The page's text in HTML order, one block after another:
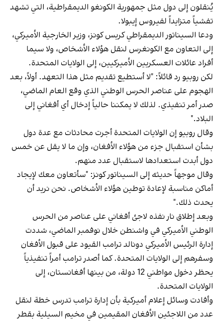
يُنقلون إلى دول مثل جمهورية الكونغو الديمقراطية، التي تشهد
تفشياً متزايداً لفيروس إيبولا.
ودعا السيناتور الديمقراطي كريس كونز، وزير الخارجية الأميركي،
إلى التعاون مع الكونغرس لنقل هؤلاء الأشخاص، ولا سيما
أفراد عائلات العسكريين الأميركيين، إلى الولايات المتحدة.
لكن روبيو رد قائلاً: "لا أستطيع تقديم مثل هذا التعهد. أولاً، بعد
الهجوم على عناصر الحرس الوطني الذي وقع العام الماضي،
صدر أمر تنفيذي. لذلك لا يمكننا حالياً إدخال أي أفغاني إلى
البلاد."
وقال روبيو إن الولايات المتحدة أجرت محادثات مع عدة دول
بشأن استقبال جزء من هؤلاء الأفغان، وإن ما لا يقل عن خمس
دول أبدت استعدادها لاستقبال عدد منهم.
وقال موجهاً حديثه إلى السيناتور كونز: "سأتعاون معك لإيجاد
أماكن مناسبة لإعادة توطين هؤلاء الأشخاص. نحن نريد أن
يحدث ذلك."
وبعد إطلاق نار نفذه لاجئ أفغاني على عناصر من الحرس
الوطني الأميركي في واشنطن خلال نوفمبر الماضي، شددت
إدارة الرئيس الأميركي دونالد ترامب القيود على قبول الأفغان
وسفرهم إلى الولايات المتحدة. كما أصدر ترامب أمراً تنفيذياً
يحظر دخول مواطني 12 دولة، من بينها أفغانستان، إلى
الولايات المتحدة.
وأفادت وسائل إعلام أميركية بأن إدارة ترامب تدرس خطة لنقل
عدد من اللاجئين الأفغان المقيمين في مخيم السيلية بقطر